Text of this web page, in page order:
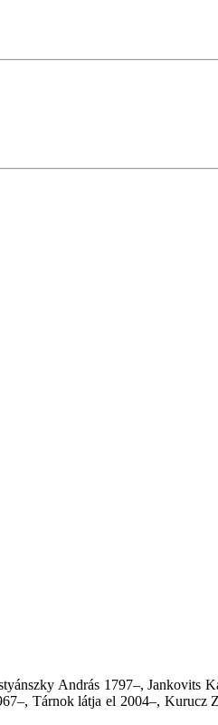
András 1797–, Jankovits
Tárnok látja el 2004–, Kurucz